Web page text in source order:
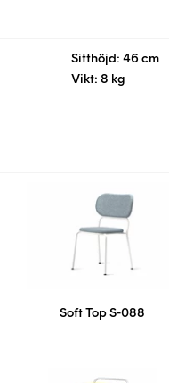
Sitthöjd: 46 cm
Vikt: 8 kg
Soft Top S-088